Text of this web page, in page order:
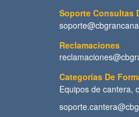
Soporte Consultas
Reclamaciones
Categorías De
Equipos de cantera,